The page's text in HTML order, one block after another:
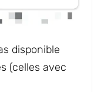
disponible
(celles avec